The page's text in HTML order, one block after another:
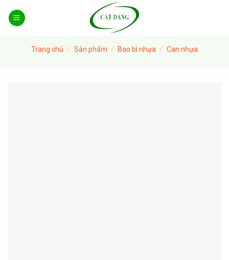
Trang chủ / Sản phẩm / Bao bì nhựa / Can nhựa